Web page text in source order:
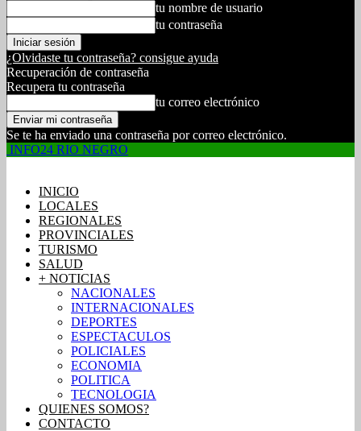
tu nombre de usuario
tu contraseña
¿Olvidaste tu contraseña? consigue ayuda
Recuperación de contraseña
Recupera tu contraseña
tu correo electrónico
Se te ha enviado una contraseña por correo electrónico.
INFO24 RIO NEGRO
INICIO
LOCALES
REGIONALES
PROVINCIALES
TURISMO
SALUD
+ NOTICIAS
NACIONALES
INTERNACIONALES
DEPORTES
ESPECTACULOS
POLICIALES
ECONOMIA
POLITICA
TECNOLOGIA
QUIENES SOMOS?
CONTACTO